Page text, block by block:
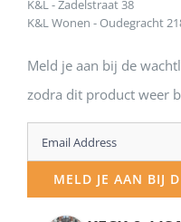
K&L - Zadelstraat 38
K&L Wonen - Oudegracht
Meld je aan bij de
zodra dit product weer
Enter
your
email
MELD JE AAN BIJ